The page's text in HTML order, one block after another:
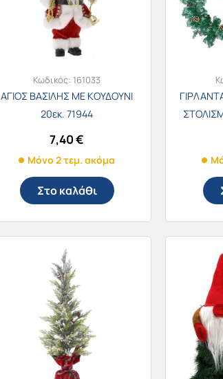
Κωδικός: 161033
ΑΓΙΟΣ ΒΑΣΙΛΗΣ ΜΕ ΚΟΥΔΟΥΝΙ
20εκ. 71944
7,40€
Μόνο 2 τεμ. ακόμα
Στο καλάθι